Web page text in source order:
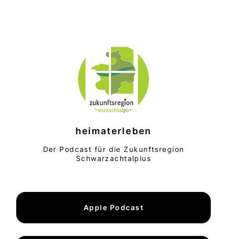
heimaterleben
Der Podcast für die Zukunftsregion
Schwarzachtalplus
Apple Podcast